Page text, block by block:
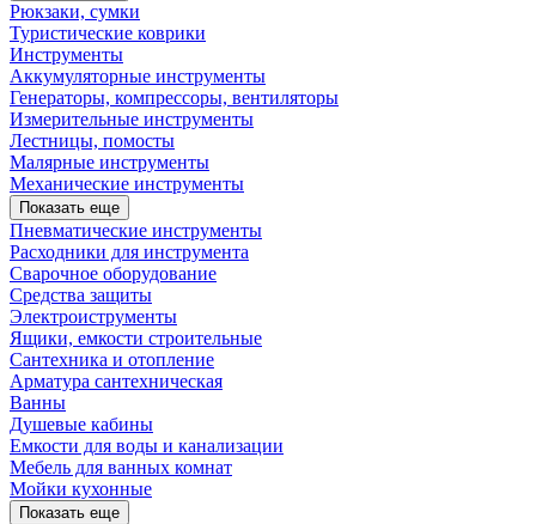
Рюкзаки, сумки
Туристические коврики
Инструменты
Аккумуляторные инструменты
Генераторы, компрессоры, вентиляторы
Измерительные инструменты
Лестницы, помосты
Малярные инструменты
Механические инструменты
Показать еще
Пневматические инструменты
Расходники для инструмента
Сварочное оборудование
Средства защиты
Электроиструменты
Ящики, емкости строительные
Сантехника и отопление
Арматура сантехническая
Ванны
Душевые кабины
Емкости для воды и канализации
Мебель для ванных комнат
Мойки кухонные
Показать еще